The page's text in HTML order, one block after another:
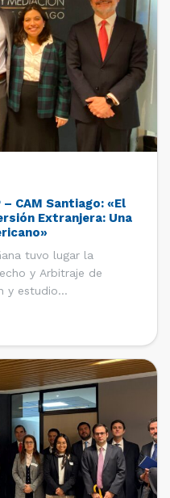
CAM Santiago: «El
Extranjera: Una
tuvo lugar la
y Arbitraje de
y estudio
Practitioners»
jóvenes profesionales
e internacional,